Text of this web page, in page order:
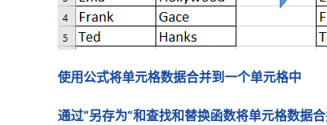
使用公式将单元格数据合并到一个单元格中
通过“另存为”和查找和替换函数将单元格数据